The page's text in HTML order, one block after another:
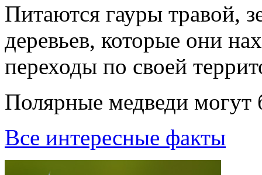
Питаются гауры травой,
деревьев, которые они
переходы по своей
Поляpные медведи могyт
Все интересные факты